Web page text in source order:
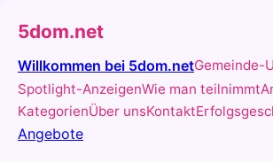
5dom.net
Willkommen bei 5dom.netGemeinde-
Spotlight-AnzeigenWie man teilnimmt
KategorienÜber unsKontakt
Angebote